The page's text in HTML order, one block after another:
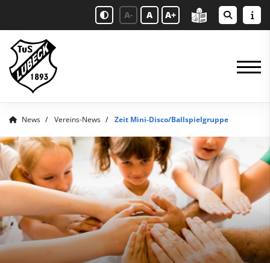
A- A A+
News Vereins-News Zeit Mini-Disco/Ballspielgruppe